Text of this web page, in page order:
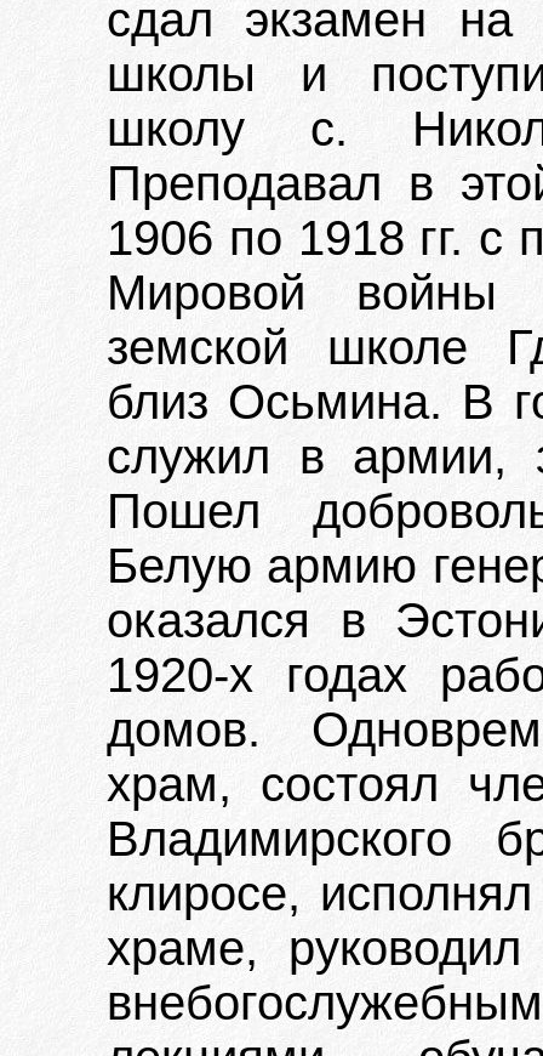
сдал экзамен на
школы и
школу с.
Преподавал в
1906 по 1918 гг.
Мировой войны
земской школе
близ Осьмина. В
служил в армии,
Пошел
Белую армию
оказался в
1920-х годах
домов.
храм, состоял
Владимирского
клиросе,
храме,